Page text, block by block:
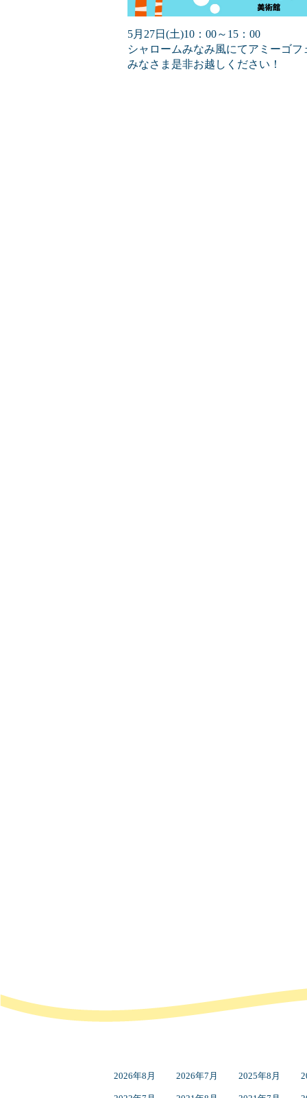
5月27日(土)10：00～15：00
シャロームみなみ風にてアミーゴ
みなさま是非お越しください！
2026年8月 2026年7月 2025年8月